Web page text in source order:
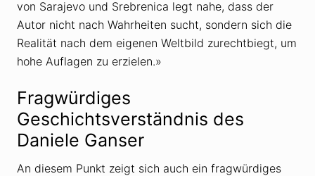
von Sarajevo und Srebrenica legt nahe, dass der
Autor nicht nach Wahrheiten sucht, sondern sich die
Realität nach dem eigenen Weltbild zurechtbiegt, um
hohe Auflagen zu erzielen.»
Fragwürdiges
Geschichtsverständnis des
Daniele Ganser
An diesem Punkt zeigt sich auch ein fragwürdiges